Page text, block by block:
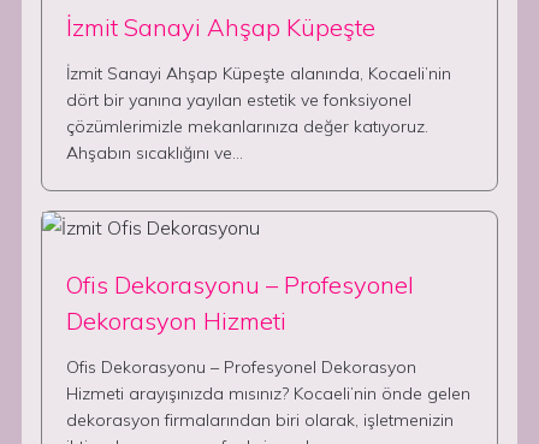
İzmit Sanayi Ahşap Küpeşte
İzmit Sanayi Ahşap Küpeşte alanında, Kocaeli’nin
dört bir yanına yayılan estetik ve fonksiyonel
çözümlerimizle mekanlarınıza değer katıyoruz.
Ahşabın sıcaklığını ve…
Ofis Dekorasyonu – Profesyonel
Dekorasyon Hizmeti
Ofis Dekorasyonu – Profesyonel Dekorasyon
Hizmeti arayışınızda mısınız? Kocaeli’nin önde gelen
dekorasyon firmalarından biri olarak, işletmenizin